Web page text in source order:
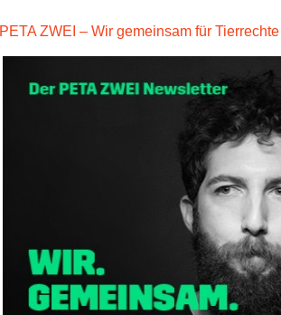
PETA ZWEI – Wir gemeinsam für